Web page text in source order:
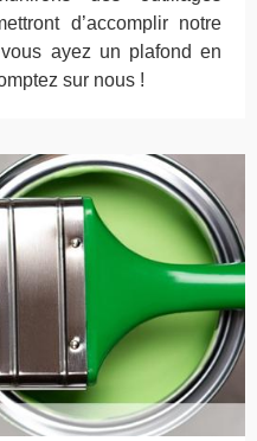
d’accomplir notre
ayez un plafond en
sur nous !